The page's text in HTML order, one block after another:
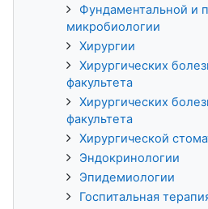
Фундаментальной и
микробиологии
Хирургии
Хирургических
факультета
Хирургических
факультета
Хирургической
Эндокринологии
Эпидемиологии
Госпитальная